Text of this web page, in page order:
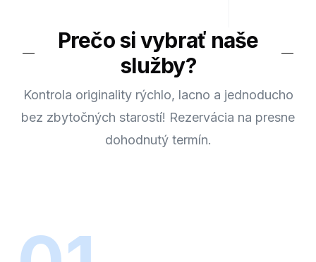
Prečo si vybrať naše
služby?
Kontrola originality rýchlo, lacno a jednoducho
bez zbytočných starostí! Rezervácia na presne
dohodnutý termín.